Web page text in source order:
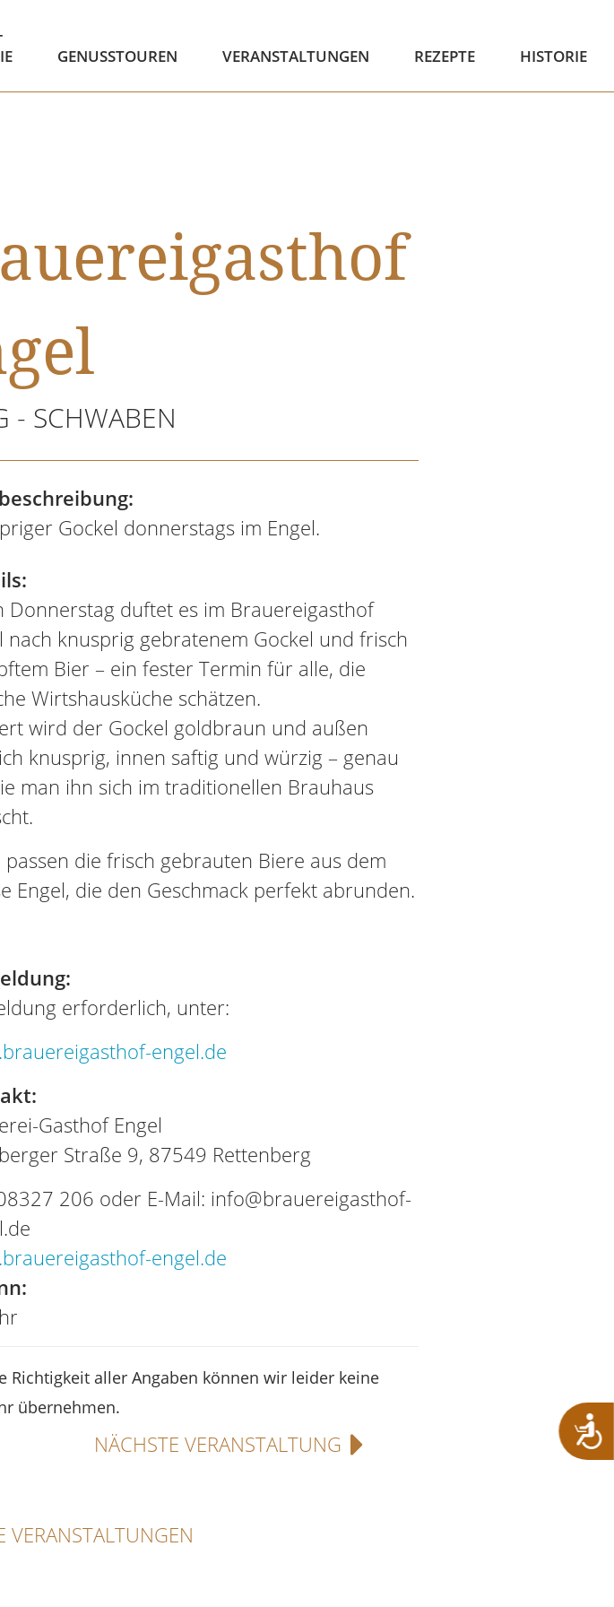
GENUSSTOUREN VERANSTALTUNGEN REZEPTE HISTORIE
- SCHWABEN
Gockel donnerstags im Engel.
Donnerstag duftet es im Brauereigasthof
nach knusprig gebratenem Gockel und frisch
Bier – ein fester Termin für alle, die
Wirtshausküche schätzen.
wird der Gockel goldbraun und außen
knusprig, innen saftig und würzig – genau
man ihn sich im traditionellen Brauhaus
passen die frisch gebrauten Biere aus dem
Engel, die den Geschmack perfekt abrunden.
erforderlich, unter:
engel.de
Gasthof Engel
Straße 9, 87549 Rettenberg
206 oder E-Mail: info@brauereigasthof-
engel.de
Richtigkeit aller Angaben können wir leider keine
übernehmen.
NÄCHSTE VERANSTALTUNG
VERANSTALTUNGEN